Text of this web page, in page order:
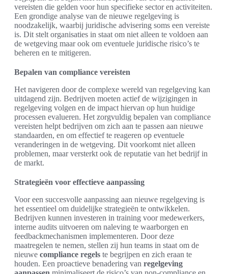
vereisten die gelden voor hun specifieke sector en activiteiten.
Een grondige analyse van de nieuwe regelgeving is
noodzakelijk, waarbij juridische advisering soms een vereiste
is. Dit stelt organisaties in staat om niet alleen te voldoen aan
de wetgeving maar ook om eventuele juridische risico’s te
beheren en te mitigeren.
Bepalen van compliance vereisten
Het navigeren door de complexe wereld van regelgeving kan
uitdagend zijn. Bedrijven moeten actief de wijzigingen in
regelgeving volgen en de impact hiervan op hun huidige
processen evalueren. Het zorgvuldig bepalen van compliance
vereisten helpt bedrijven om zich aan te passen aan nieuwe
standaarden, en om effectief te reageren op eventuele
veranderingen in de wetgeving. Dit voorkomt niet alleen
problemen, maar versterkt ook de reputatie van het bedrijf in
de markt.
Strategieën voor effectieve aanpassing
Voor een succesvolle aanpassing aan nieuwe regelgeving is
het essentieel om duidelijke strategieën te ontwikkelen.
Bedrijven kunnen investeren in training voor medewerkers,
interne audits uitvoeren om naleving te waarborgen en
feedbackmechanismen implementeren. Door deze
maatregelen te nemen, stellen zij hun teams in staat om de
nieuwe compliance regels te begrijpen en zich eraan te
houden. Een proactieve benadering van regelgeving